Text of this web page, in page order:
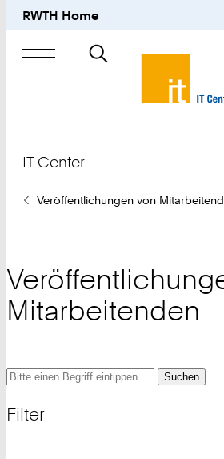
RWTH Home
Suche
nach
IT Center
SieVeröffentlichungen von
Mitarbeitenden
Suche
und
Suche
Suche
Filter